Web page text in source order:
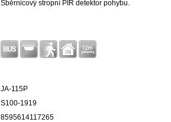
Sběrnicový stropní PIR detektor pohybu.
JA-115P
S100-1919
8595614117265